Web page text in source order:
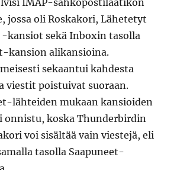
IMAP-sähköpostilaatikon
jossa oli Roskakori, Lähetetyt
kansiot sekä Inboxin tasolla
kansion alikansioina.
sekaantui kahdesta
viestit poistuivat suoraan.
lähteiden mukaan kansioiden
onnistu, koska Thunderbirdin
voi sisältää vain viestejä, eli
tasolla Saapuneet-